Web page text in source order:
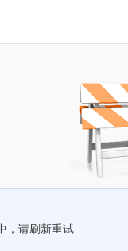
，请刷新重试